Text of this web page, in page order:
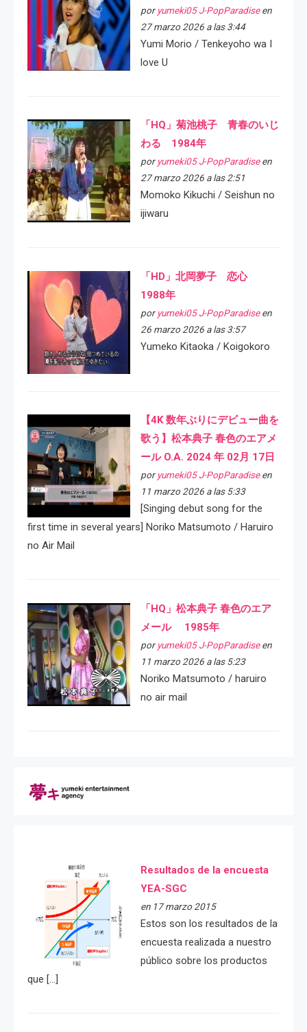
por yumeki05 J-PopParadiseen
27 marzo 2026 a las 3:44
Yumi Morio / Tenkeyoho wa I
love U
「HQ」菊池桃子 青春のいじ
わる 1984年
por yumeki05 J-PopParadiseen
27 marzo 2026 a las 2:51
Momoko Kikuchi / Seishun no
ijiwaru
「HD」北岡夢子 恋心
1988年
por yumeki05 J-PopParadiseen
26 marzo 2026 a las 3:57
Yumeko Kitaoka / Koigokoro
【4K 数年ぶりにデビュー曲を
歌う】松本典子 春色のエアメ
ール O.A. 2024 年 02月 17日
por yumeki05 J-PopParadiseen
11 marzo 2026 a las 5:33
[Singing debut song for the
first time in several years] Noriko Matsumoto / Haruiro
no Air Mail
「HQ」松本典子 春色のエア
メール 1985年
por yumeki05 J-PopParadiseen
11 marzo 2026 a las 5:23
Noriko Matsumoto / haruiro
no air mail
Resultados de la encuesta
YEA-SGC
en 17 marzo 2015
Estos son los resultados de la
encuesta realizada a nuestro
público sobre los productos
que […]